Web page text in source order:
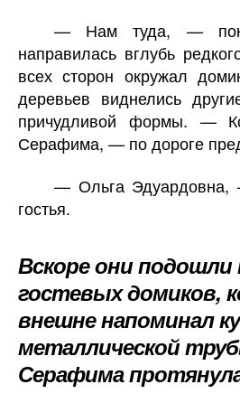
— Нам туда, —
направилась вглубь
всех сторон окружал
деревьев виднелись
причудливой формы. —
Серафима, — по дороге
— Ольга Эдуардовна,
гостья.
Вскоре они подошли
гостевых домиков,
внешне напоминал
металлической
Серафима